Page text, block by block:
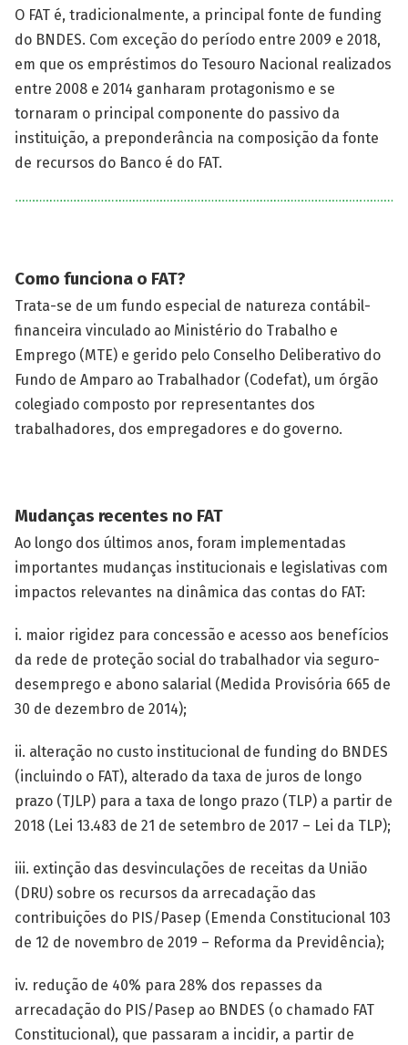
O FAT é, tradicionalmente, a principal fonte de funding
do BNDES. Com exceção do período entre 2009 e 2018,
em que os empréstimos do Tesouro Nacional realizados
entre 2008 e 2014 ganharam protagonismo e se
tornaram o principal componente do passivo da
instituição, a preponderância na composição da fonte
de recursos do Banco é do FAT.
Como funciona o FAT?
Trata-se de um fundo especial de natureza contábil-
financeira vinculado ao Ministério do Trabalho e
Emprego (MTE) e gerido pelo Conselho Deliberativo do
Fundo de Amparo ao Trabalhador (Codefat), um órgão
colegiado composto por representantes dos
trabalhadores, dos empregadores e do governo.
Mudanças recentes no FAT
Ao longo dos últimos anos, foram implementadas
importantes mudanças institucionais e legislativas com
impactos relevantes na dinâmica das contas do FAT:
i. maior rigidez para concessão e acesso aos benefícios
da rede de proteção social do trabalhador via seguro-
desemprego e abono salarial (Medida Provisória 665 de
30 de dezembro de 2014);
ii. alteração no custo institucional de funding do BNDES
(incluindo o FAT), alterado da taxa de juros de longo
prazo (TJLP) para a taxa de longo prazo (TLP) a partir de
2018 (Lei 13.483 de 21 de setembro de 2017 – Lei da TLP);
iii. extinção das desvinculações de receitas da União
(DRU) sobre os recursos da arrecadação das
contribuições do PIS/Pasep (Emenda Constitucional 103
de 12 de novembro de 2019 – Reforma da Previdência);
iv. redução de 40% para 28% dos repasses da
arrecadação do PIS/Pasep ao BNDES (o chamado FAT
Constitucional), que passaram a incidir, a partir de